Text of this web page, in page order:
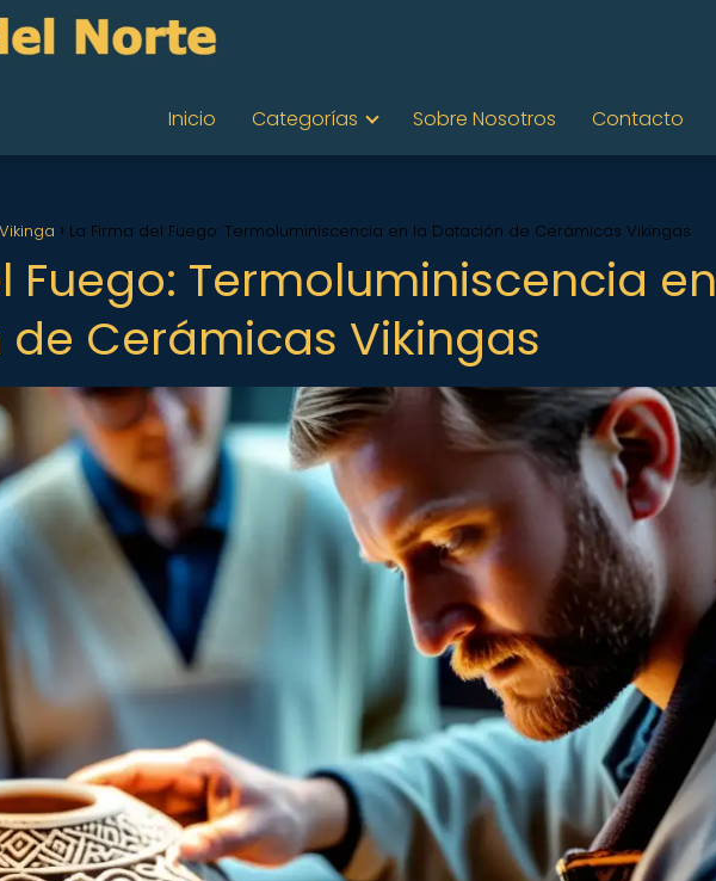
Inicio Categorías Sobre Nosotros Contacto
La Firma del Fuego: Termoluminiscencia en la Datación de Cerámicas Vikingas
Fuego: Termoluminiscencia en
Cerámicas Vikingas